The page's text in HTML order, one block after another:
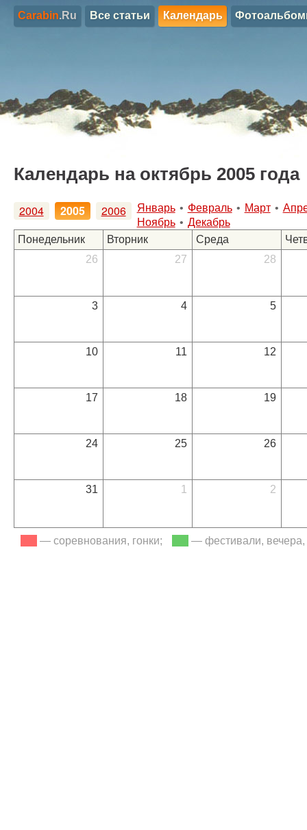
Carabin.Ru Все статьи Календарь
Календарь на октябрь 2005 года
2004 2005 2006 Январь • Февраль • Март •
Ноябрь • Декабрь
Понедельник
Вторник Среда
26
27 28
3 4 5
10 11 12
17 18 19
24 25 26
31 1 2
— соревнования, гонки; — фестивали,